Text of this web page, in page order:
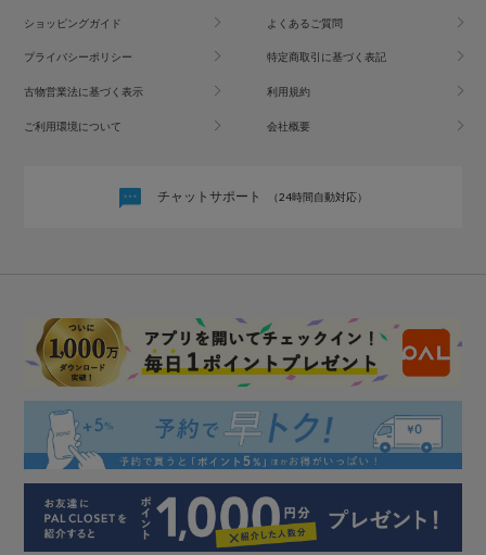
ショッピングガイド よくあるご質問
プライバシーポリシー 特定商取引に基づく表記
古物営業法に基づく表示 利用規約
ご利用環境について 会社概要
チャットサポート （24時間自動対応）